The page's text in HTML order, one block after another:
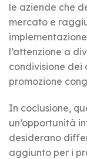
le aziende che
mercato e
l’attenzione a
condivisione
promozione
In coclusione,
un’opportunità
desiderano
aggiunto per i